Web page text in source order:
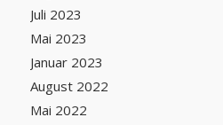
Juli 2023
Mai 2023
Januar 2023
August 2022
Mai 2022